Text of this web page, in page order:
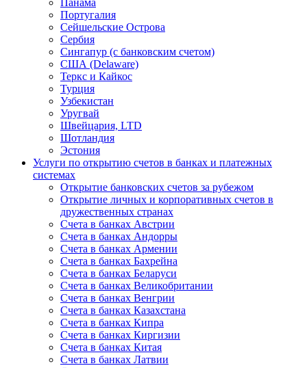
Панама
Португалия
Сейшельские Острова
Сербия
Сингапур (c банковским счетом)
США (Delaware)
Теркс и Кайкос
Турция
Узбекистан
Уругвай
Швейцария, LTD
Шотландия
Эстония
Услуги по открытию счетов в банках и платежных
системах
Открытие банковских счетов за рубежом
Открытие личных и корпоративных счетов в
дружественных странах
Счета в банках Австрии
Счета в банках Андорры
Счета в банках Армении
Счета в банках Бахрейна
Счета в банках Беларуси
Счета в банках Великобритании
Счета в банках Венгрии
Счета в банках Казахстана
Счета в банках Кипра
Счета в банках Киргизии
Счета в банках Китая
Счета в банках Латвии